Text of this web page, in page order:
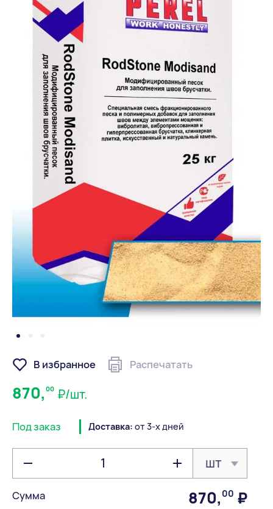
В избранное Распечатать
870, 00 ₽/шт.
Под заказ Доставка: от 3-х дней
шт
Сумма 870, 00 ₽